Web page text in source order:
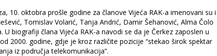
10. oktobra prošle godine za članove Vijeća RAK-a imenovani su i
Tomislav Volarić, Tanja Andrić, Damir Šehanović, Alma Čolo
U biografiji člana Vijeća RAK-a navodi se da je Čerkez zaposlen u
2000. godine, gdje je kroz različite pozicije “stekao širok spektar
iz područja telekomunikacija”.